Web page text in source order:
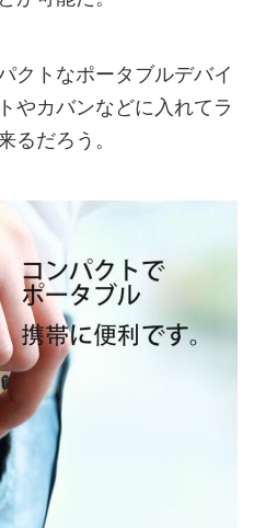
クトなポータブルデバイ
やカバンなどに入れてラ
るだろう。